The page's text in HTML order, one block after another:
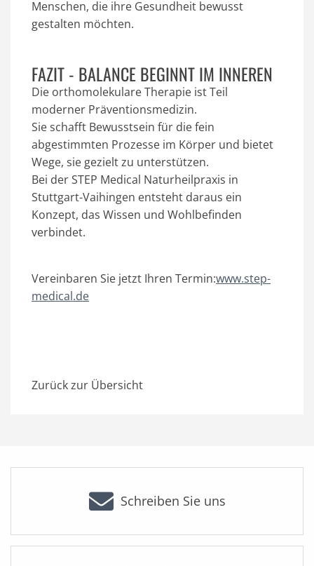
Menschen, die ihre Gesundheit bewusst
gestalten möchten.
FAZIT - BALANCE BEGINNT IM INNEREN
Die orthomolekulare Therapie ist Teil
moderner Präventionsmedizin.
Sie schafft Bewusstsein für die fein
abgestimmten Prozesse im Körper und bietet
Wege, sie gezielt zu unterstützen.
Bei derSTEP Medical Naturheilpraxis in
Stuttgart-Vaihingen entsteht daraus ein
Konzept, das Wissen und Wohlbefinden
verbindet.
Vereinbaren Sie jetzt Ihren Termin:www.step-
medical.de
Zurück zur Übersicht
Schreiben Sie uns